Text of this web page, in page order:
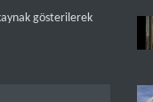
gösterilerek